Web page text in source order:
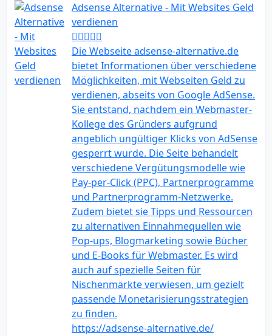
Adsense Alternative - Mit Websites Geld
verdienen
Die Webseite adsense-alternative.de
bietet Informationen über verschiedene
Möglichkeiten, mit Webseiten Geld zu
verdienen, abseits von Google AdSense.
Sie entstand, nachdem ein Webmaster-
Kollege des Gründers aufgrund
angeblich ungültiger Klicks von AdSense
gesperrt wurde. Die Seite behandelt
verschiedene Vergütungsmodelle wie
Pay-per-Click (PPC), Partnerprogramme
und Partnerprogramm-Netzwerke.
Zudem bietet sie Tipps und Ressourcen
zu alternativen Einnahmequellen wie
Pop-ups, Blogmarketing sowie Bücher
und E-Books für Webmaster. Es wird
auch auf spezielle Seiten für
Nischenmärkte verwiesen, um gezielt
passende Monetarisierungsstrategien
zu finden.
https://adsense-alternative.de/